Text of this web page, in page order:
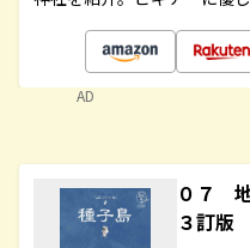
AD
０７
３訂版